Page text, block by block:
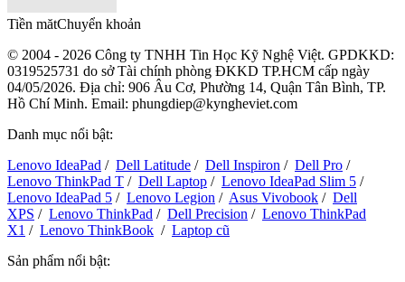
Tiền mătChuyển khoản
© 2004 - 2026 Công ty TNHH Tin Học Kỹ Nghệ Việt. GPDKKD:
0319525731 do sở Tài chính phòng ĐKKD TP.HCM cấp ngày
04/05/2026. Địa chỉ: 906 Âu Cơ, Phường 14, Quận Tân Bình, TP.
Hồ Chí Minh. Email: phungdiep@kyngheviet.com
Danh mục nổi bật:
Lenovo IdeaPad / Dell Latitude / Dell Inspiron / Dell Pro /
Lenovo ThinkPad T / Dell Laptop / Lenovo IdeaPad Slim 5 /
Lenovo IdeaPad 5 / Lenovo Legion / Asus Vivobook / Dell
XPS / Lenovo ThinkPad / Dell Precision / Lenovo ThinkPad
X1 / Lenovo ThinkBook / Laptop cũ
Sản phẩm nổi bật: